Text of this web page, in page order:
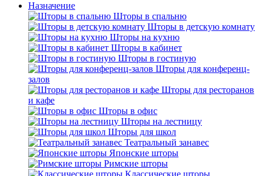
Назначение
Шторы в спальню
Шторы в детскую комнату
Шторы на кухню
Шторы в кабинет
Шторы в гостиную
Шторы для конференц-
залов
Шторы для ресторанов
и кафе
Шторы в офис
Шторы на лестницу
Шторы для школ
Театральный занавес
Японские шторы
Римские шторы
Классические шторы